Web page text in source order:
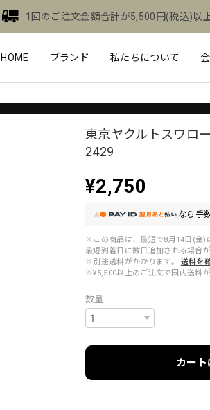
1回のご注文金額合計が5,500円(税込)以
HOME ブランド 私たちについて
東京ヤクルトスワロ
2429
¥2,750
なら 手
※この商品は、最短で8月14日(金)
最短到着日に数日追加される場合が
※別途送料がかかります。
送料を
※¥5,500以上のご注文で国内送料が
数量
カート